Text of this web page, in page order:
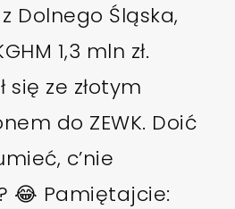
z Dolnego Śląska,
1,3 mln zł.
się ze złotym
do ZEWK. Doić
c’nie
😂 Pamiętajcie: